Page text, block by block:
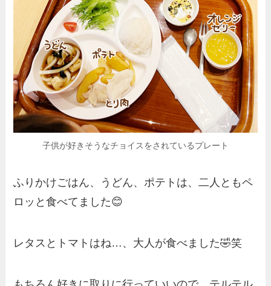
子供が好きそうなチョイスをされているプレート
ふりかけごはん、うどん、ポテトは、二人ともペ
ロッと食べてました😊
レタスとトマトはね…、大人が食べました🤣笑